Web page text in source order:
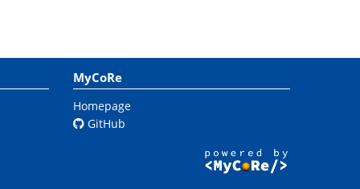
MyCoRe
Homepage
GitHub